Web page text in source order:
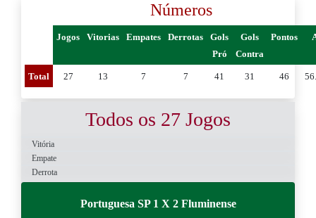
Números
Jogos Vitorias Empates Derrotas
Gols
Pró
Gols
Contra
Pontos
Total 27 13 7 7 41 31 46
Todos os 27 Jogos
Vitória
Empate
Derrota
Portuguesa SP 1 X 2 Fluminense